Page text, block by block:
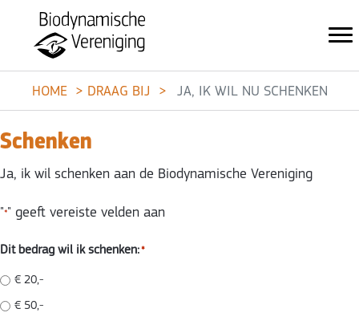
HOME DRAAG BIJ JA, IK WIL NU SCHENKEN
Schenken
Ja, ik wil schenken aan de Biodynamische Vereniging
"*" geeft vereiste velden aan
Dit bedrag wil ik schenken:*
€ 20,-
€ 50,-